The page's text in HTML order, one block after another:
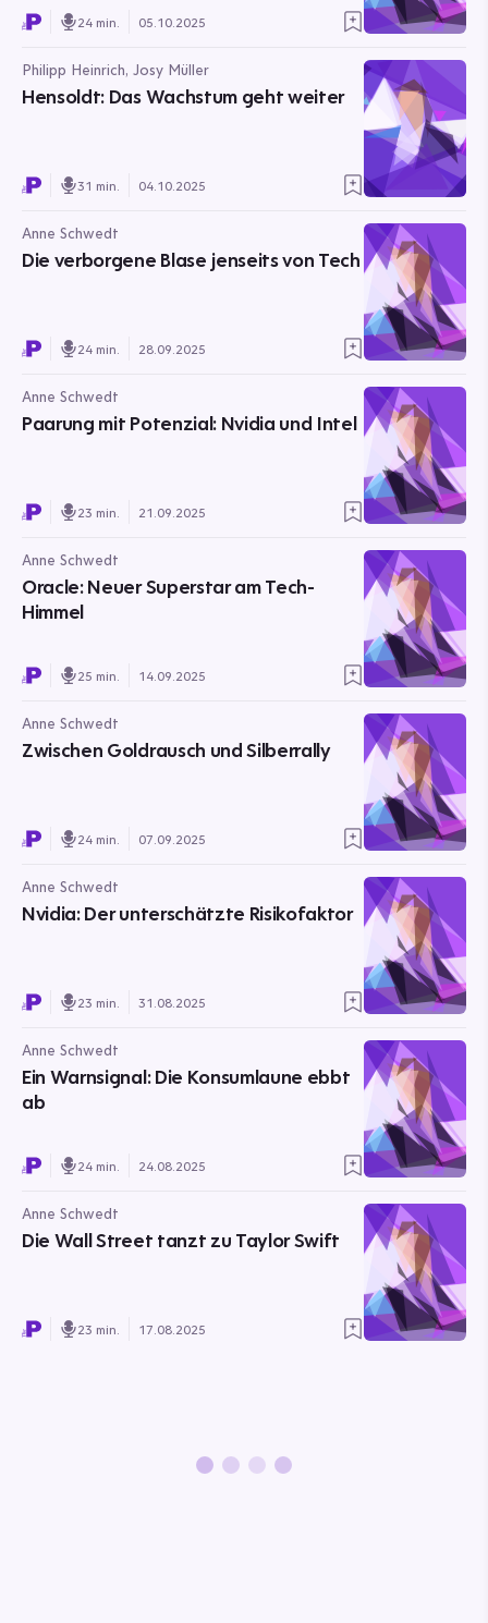
24 min. 05.10.2025
Philipp Heinrich, Josy Müller
Hensoldt: Das Wachstum geht weiter
31 min. 04.10.2025
Anne Schwedt
Die verborgene Blase jenseits von Tech
24 min. 28.09.2025
Anne Schwedt
Paarung mit Potenzial: Nvidia und Intel
23 min. 21.09.2025
Anne Schwedt
Oracle: Neuer Superstar am Tech-
Himmel
25 min. 14.09.2025
Anne Schwedt
Zwischen Goldrausch und Silberrally
24 min. 07.09.2025
Anne Schwedt
Nvidia: Der unterschätzte Risikofaktor
23 min. 31.08.2025
Anne Schwedt
Ein Warnsignal: Die Konsumlaune ebbt
ab
24 min. 24.08.2025
Anne Schwedt
Die Wall Street tanzt zu Taylor Swift
23 min. 17.08.2025